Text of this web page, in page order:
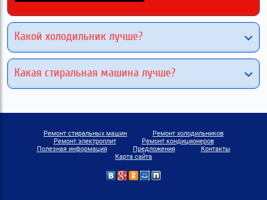
Какой холодильник лучше?
Какая стиральная машина лучше?
Ремонт стиральных машин
Ремонт холодильников
Ремонт электроплит
Ремонт кондиционеров
Полезная информация
Предложения
Контакты
Карта сайта